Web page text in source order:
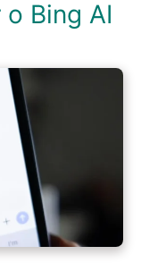
o Bing AI